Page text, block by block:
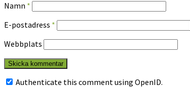
Namn *
E-postadress *
Webbplats
Authenticate this comment using OpenID.